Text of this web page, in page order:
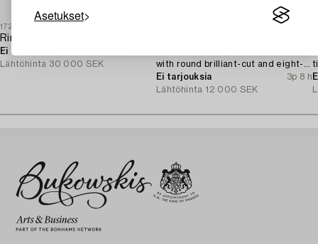
Asetukset
1722768
Ei tarjouksia
Lähtöhinta 30 000 SEK
with round brilliant-cut and eight-
cut diamonds.
Ei tarjouksia
3p 8 h
Lähtöhinta 12 000 SEK